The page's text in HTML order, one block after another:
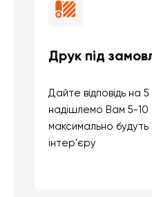
Друк під
Дайте відповідь на 5
надішлемо Вам 5-10
максимально будуть
інтер'єру